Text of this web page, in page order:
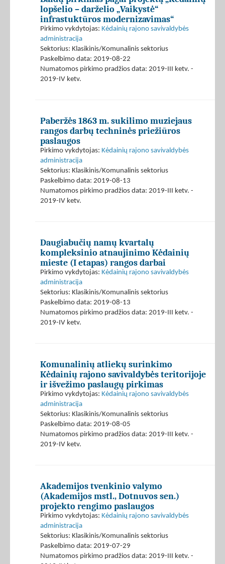
lopšelio – darželio „Vaikystė“
infrastuktūros modernizavimas“
Pirkimo vykdytojas: Kėdainių rajono savivaldybės
administracija
Sektorius: Klasikinis/Komunalinis sektorius
Paskelbimo data: 2019-08-22
Numatomos pirkimo pradžios data: 2019-III ketv. -
2019-IV ketv.
Paberžės 1863 m. sukilimo muziejaus
rangos darbų techninės priežiūros
paslaugos
Pirkimo vykdytojas: Kėdainių rajono savivaldybės
administracija
Sektorius: Klasikinis/Komunalinis sektorius
Paskelbimo data: 2019-08-13
Numatomos pirkimo pradžios data: 2019-III ketv. -
2019-IV ketv.
Daugiabučių namų kvartalų
kompleksinio atnaujinimo Kėdainių
mieste (I etapas) rangos darbai
Pirkimo vykdytojas: Kėdainių rajono savivaldybės
administracija
Sektorius: Klasikinis/Komunalinis sektorius
Paskelbimo data: 2019-08-13
Numatomos pirkimo pradžios data: 2019-III ketv. -
2019-IV ketv.
Komunalinių atliekų surinkimo
Kėdainių rajono savivaldybės teritorijoje
ir išvežimo paslaugų pirkimas
Pirkimo vykdytojas: Kėdainių rajono savivaldybės
administracija
Sektorius: Klasikinis/Komunalinis sektorius
Paskelbimo data: 2019-08-05
Numatomos pirkimo pradžios data: 2019-III ketv. -
2019-IV ketv.
Akademijos tvenkinio valymo
(Akademijos mstl., Dotnuvos sen.)
projekto rengimo paslaugos
Pirkimo vykdytojas: Kėdainių rajono savivaldybės
administracija
Sektorius: Klasikinis/Komunalinis sektorius
Paskelbimo data: 2019-07-29
Numatomos pirkimo pradžios data: 2019-III ketv. -